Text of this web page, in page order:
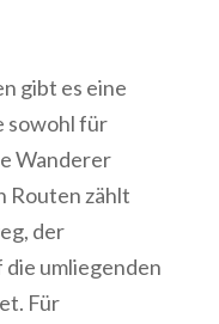
gibt es eine
sowohl für
Wanderer
Routen zählt
der
umliegenden
Für